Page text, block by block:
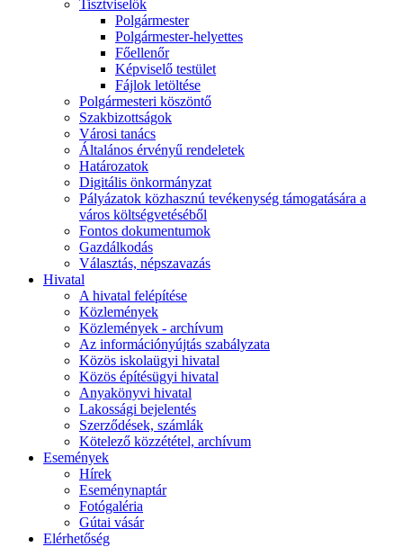
Tisztviselők
Polgármester
Polgármester-helyettes
Főellenőr
Képviselő testület
Fájlok letöltése
Polgármesteri köszöntő
Szakbizottságok
Városi tanács
Általános érvényű rendeletek
Határozatok
Digitális önkormányzat
Pályázatok közhasznú tevékenység támogatására a
város költségvetéséből
Fontos dokumentumok
Gazdálkodás
Választás, népszavazás
Hivatal
A hivatal felépítése
Közlemények
Közlemények - archívum
Az információnyújtás szabályzata
Közös iskolaügyi hivatal
Közös építésügyi hivatal
Anyakönyvi hivatal
Lakossági bejelentés
Szerződések, számlák
Kötelező közzététel, archívum
Események
Hírek
Eseménynaptár
Fotógaléria
Gútai vásár
Elérhetőség